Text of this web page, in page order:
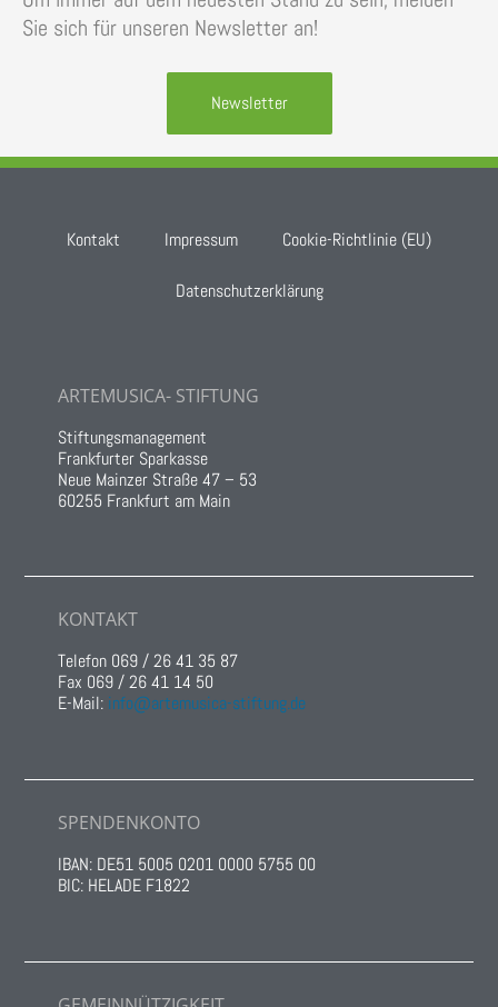
Sie sich für unseren Newsletter an!
Newsletter
Kontakt Impressum Cookie-Richtlinie (EU)
Datenschutzerklärung
ARTEMUSICA- STIFTUNG
Stiftungsmanagement
Frankfurter Sparkasse
Neue Mainzer Straße 47 – 53
60255 Frankfurt am Main
KONTAKT
Telefon 069 / 26 41 35 87
Fax 069 / 26 41 14 50
E-Mail: info@artemusica-stiftung.de
SPENDENKONTO
IBAN: DE51 5005 0201 0000 5755 00
BIC: HELADE F1822